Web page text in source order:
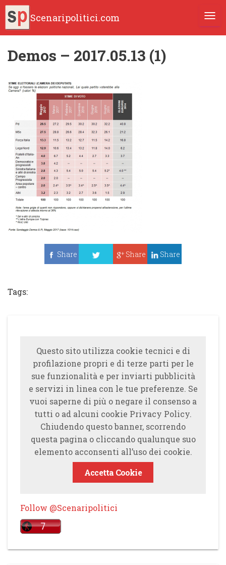
Scenaripolitici.com
Demos – 2017.05.13 (1)
Share
Share Share
Tags:
Questo sito utilizza cookie tecnici e di
profilazione propri e di terze parti per le
sue funzionalità e per inviarti pubblicità
e servizi in linea con le tue preferenze. Se
vuoi saperne di più o negare il consenso a
tutti o ad alcuni cookie Privacy Policy.
Chiudendo questo banner, scorrendo
questa pagina o cliccando qualunque suo
elemento acconsenti all’uso dei cookie.
Accetta Cookie
Follow @Scenaripolitici